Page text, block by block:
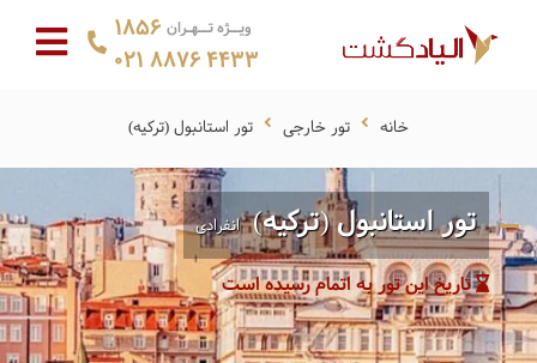
1856 ویــژه تــهـران
021 8876 4433
خانه تور خارجی تور استانبول (ترکیه)
تور استانبول (ترکیه) انفرادی
تاریخ این تور به اتمام رسیده است